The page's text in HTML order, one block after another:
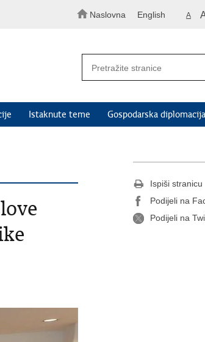
Naslovna English A
Istaknute teme Gospodarska diplomacija
Ispiši stranicu
Podijeli na
Podijeli na